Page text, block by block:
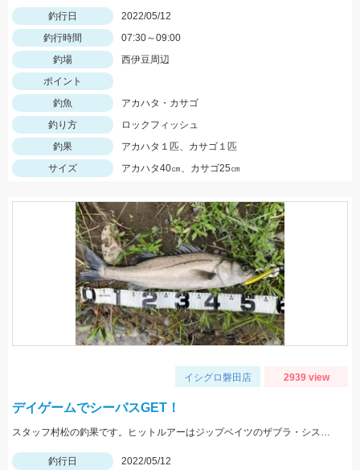
釣行日
2022/05/12
釣行時間
07:30～09:00
釣場
西伊豆周辺
ポイント
釣魚
アカハタ・カサゴ
釣り方
ロックフィッシュ
釣果
アカハタ１匹、カサゴ１匹
サイズ
アカハタ40㎝、カサゴ25㎝
イシグロ磐田店 2939 view
デイゲームでシーバスGET！
スタッフ村松の釣果です。ヒットルアーはジップベイツのザブラ・システムミノー9Fタイダルにて！
釣行日
2022/05/12